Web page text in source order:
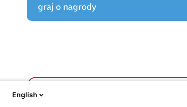
graj o nagrody
English